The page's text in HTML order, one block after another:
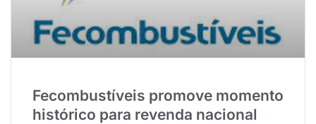
Fecombustíveis promove momento
histórico para revenda nacional